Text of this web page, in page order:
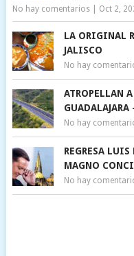
No hay comentarios| Oct 2,
LA ORIGINAL
JALISCO
No hay
ATROPELLAN
GUADALAJARA
No hay
REGRESA
MAGNO
No hay